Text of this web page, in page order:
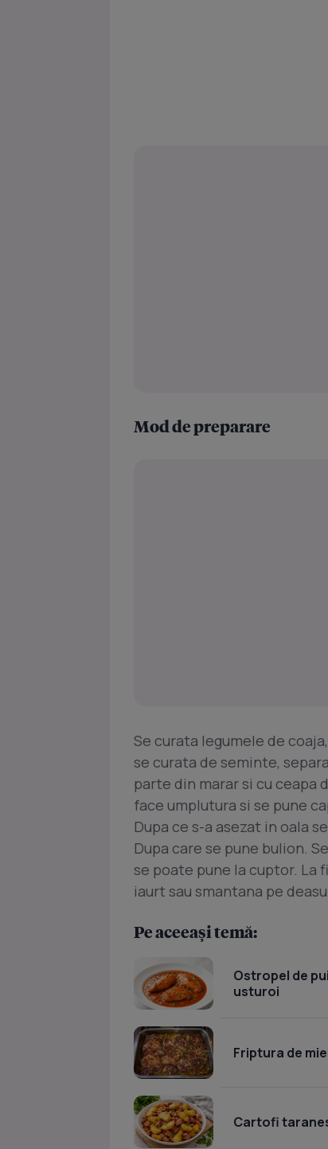
Mod de preparare
Se curata legumele de
se curata de seminte,
parte din marar si cu ceapa
face umplutura si se pune
Dupa ce s-a asezat in oala
Dupa care se pune bulion.
se poate pune la cuptor. La
iaurt sau smantana pe
Pe aceeași temă:
Ostropel de
usturoi
Friptura de
Cartofi